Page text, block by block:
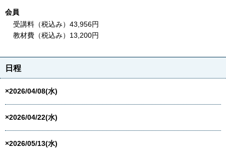
会員
受講料（税込み）43,956円
教材費（税込み）13,200円
日程
×2026/04/08(水)
×2026/04/22(水)
×2026/05/13(水)